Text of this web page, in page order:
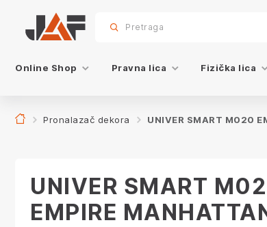
sr.skip-to.main-content
sr.skip-to.table-of-contents
sr.skip-to.main-navigation
Pretraga
Online Shop Pravna lica Fizička lica
Pronalazač dekora UNIVER SMART M020
UNIVER SMART
EMPIRE